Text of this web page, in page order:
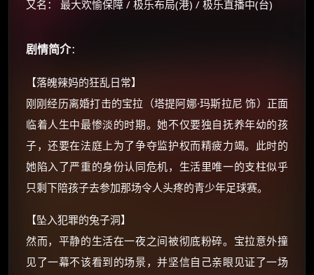
又名： 最大欢愉保障 / 极乐布局(港) / 极乐直播中(台)
剧情简介：
【落魄辣妈的狂乱日常】
刚刚经历离婚打击的宝拉（塔提阿娜·玛斯拉尼 饰）正面
临着人生中最惨淡的时期。她不仅要独自抚养年幼的孩
子，还要在法庭上为了争夺监护权而精疲力竭。此时的
她陷入了严重的身份认同危机，生活里唯一的支柱似乎
只剩下陪孩子去参加那场令人头疼的青少年足球赛。
【坠入犯罪的兔子洞】
然而，平静的生活在一夜之间被彻底粉碎。宝拉意外撞
见了一幕不该看到的场景，并坚信自己亲眼见证了一场
🧧 福利领取站 ×
☕
朋友们辛苦了 💦
你需要的各种会员，都可低价购买！
如夸克12个月送14天 最低75元！